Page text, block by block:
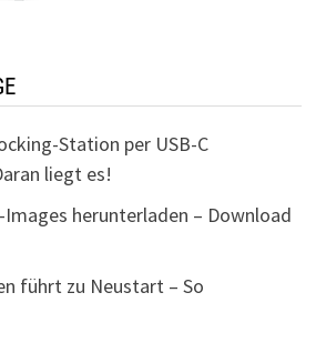
Station per USB-C
liegt es!
Images herunterladen – Download
führt zu Neustart – So